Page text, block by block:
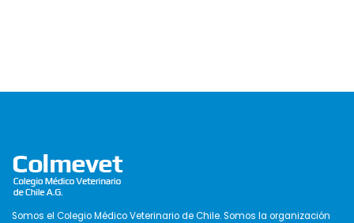
Somos el Colegio Médico Veterinario de Chile. Somos la organización